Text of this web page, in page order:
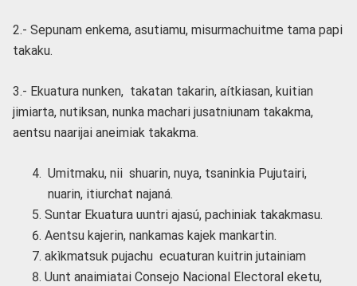
2.- Sepunam enkema, asutiamu, misurmachuitme tama papi
takaku.
3.- Ekuatura nunken, takatan takarin, aítkiasan, kuitian
jimiarta, nutiksan, nunka machari jusatniunam takakma,
aentsu naarijai aneimiak takakma.
Umitmaku, nii shuarin, nuya, tsaninkia Pujutairi,
nuarin, itiurchat najaná.
Suntar Ekuatura uuntri ajasú, pachiniak takakmasu.
Aentsu kajerin, nankamas kajek mankartin.
akìkmatsuk pujachu ecuaturan kuitrin jutainiam
Uunt anaimiatai Consejo Nacional Electoral eketu,